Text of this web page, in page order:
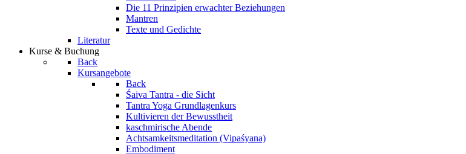
Die 11 Prinzipien erwachter Beziehungen
Mantren
Texte und Gedichte
Literatur
Kurse & Buchung
Back
Kursangebote
Back
Śaiva Tantra - die Sicht
Tantra Yoga Grundlagenkurs
Kultivieren der Bewusstheit
kaschmirische Abende
Achtsamkeitsmeditation (Vipaśyana)
Embodiment